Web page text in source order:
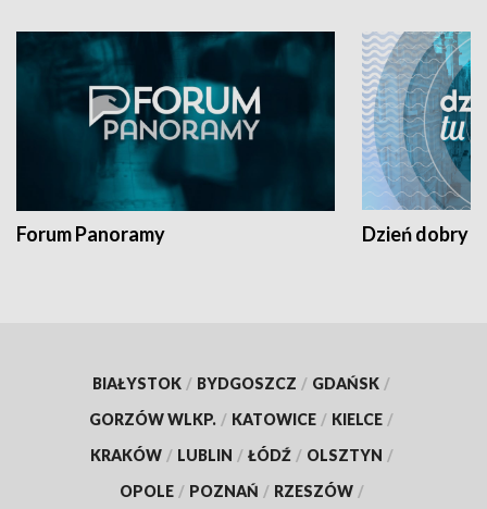
Forum Panoramy Dzień dobry
BIAŁYSTOK / BYDGOSZCZ / GDAŃSK /
GORZÓW WLKP. / KATOWICE / KIELCE /
KRAKÓW / LUBLIN / ŁÓDŹ / OLSZTYN /
OPOLE / POZNAŃ / RZESZÓW /